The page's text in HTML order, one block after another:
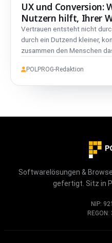
UX und Conversion:
Nutzern hilft, Ihrer
Vertrauen entsteht nicht
durch ein Dutzend kleiner,
zusammen den Menschen
Frage.
POLPROG-Redaktion
Softwarelösungen &
gefertigt. Sitz in
NIP: